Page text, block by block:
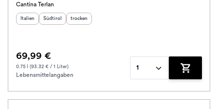
Cantina Terlan
Herkunftsland:
Italien Herkunftsregion:
Südtirol Geschmack
trocken
69,99 €
0.75 l (93.32 € / 1 Liter)
Lebensmittelangaben
1
Zum